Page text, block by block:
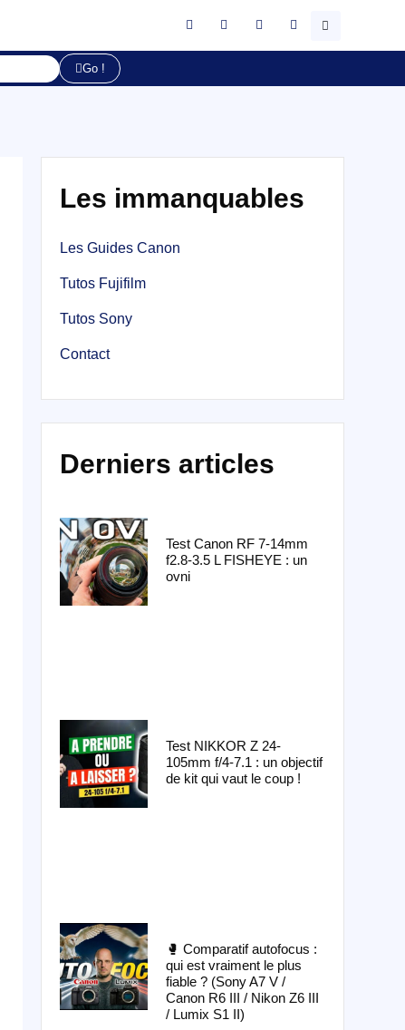
Go !
Les immanquables
Les Guides Canon
Tutos Fujifilm
Tutos Sony
Contact
Derniers articles
Test Canon RF 7-14mm
f2.8-3.5 L FISHEYE : un
ovni
Test NIKKOR Z 24-
105mm f/4-7.1 : un objectif
de kit qui vaut le coup !
🥊 Comparatif autofocus :
qui est vraiment le plus
fiable ? (Sony A7 V /
Canon R6 III / Nikon Z6 III
/ Lumix S1 II)